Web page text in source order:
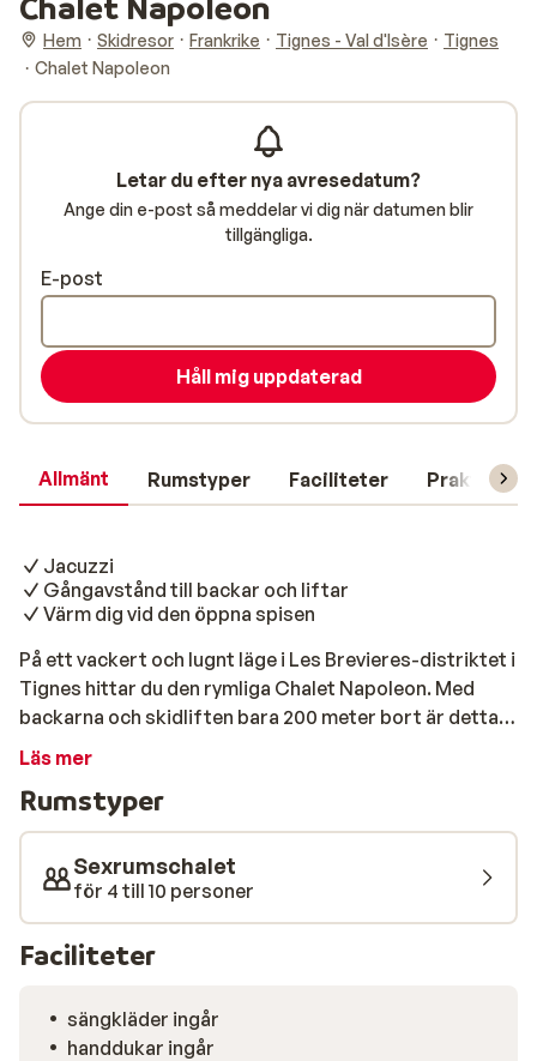
Hem Skidresor Frankrike Tignes - Val d'Isère
Tignes
Chalet Napoleon
Allmänt Rumstyper Faciliteter Praktisk
Jacuzzi
Gångavstånd till backar och liftar
Värm dig vid den öppna spisen
På ett vackert och lugnt läge i Les Brevieres-distriktet i
Tignes hittar du den rymliga Chalet Napoleon. Med
backarna och skidliften bara 200 meter bort är detta
en perfekt utgångspunkt för en skidsemester med
vardagsrum med öppen spis har denna chalet också ett
vackert kök och 5 separata sovrum och 5 badrum.
Efter en lång dag i backen kan du koppla av i din egen
jacuzzi.
Läs mer
Rumstyper
Sexrumschalet
för 4 till 10 personer
Faciliteter
sängkläder ingår
handdukar ingår
Letar du efter nya avresedatum?
Ange din e-post så meddelar vi dig när datumen blir
tillgängliga.
E-post
Håll mig uppdaterad